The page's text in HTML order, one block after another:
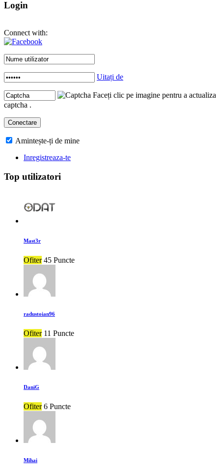
Login
Connect with:
Uitați de
Faceți clic pe imagine pentru a actualiza
captcha .
Amintește-ți de mine
Inregistreaza-te
Top utilizatori
Mast3r
Ofiter 45 Puncte
radustoian96
Ofiter 11 Puncte
DaniG
Ofiter 6 Puncte
Mihai